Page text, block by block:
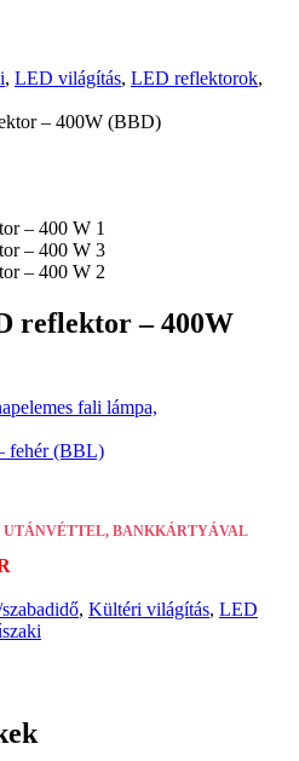
, LED világítás, LED reflektorok,
– 400W (BBD)
reflektor – 400W
fali lámpa,
fehér (BBL)
UTÁNVÉTTEL, BANKKÁRTYÁVAL
, Kültéri világítás, LED